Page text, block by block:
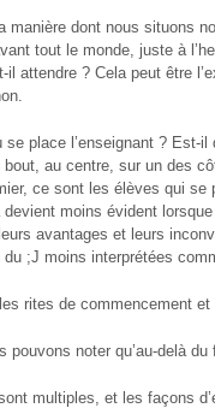
manière dont nous situons
tout le monde, juste à
il attendre ? Cela peut être
se place l’enseignant ? Est-
au centre, sur un des
ce sont les élèves qui se
devient moins évident
avantages et leurs
;J moins interprétées
rites de commencement
pouvons noter qu’au-delà
multiples, et les façons